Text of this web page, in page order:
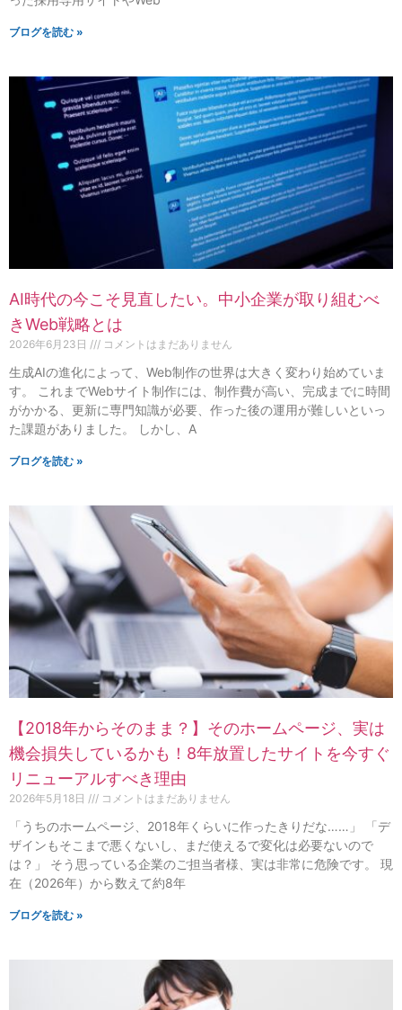
ブログを読む »
AI時代の今こそ見直したい。中小企業が取り組むべ
きWeb戦略とは
2026年6月23日 コメントはまだありません
生成AIの進化によって、Web制作の世界は大きく変わり始めていま
す。 これまでWebサイト制作には、制作費が高い、完成までに時間
がかかる、更新に専門知識が必要、作った後の運用が難しいといっ
た課題がありました。 しかし、A
ブログを読む »
【2018年からそのまま？】そのホームページ、実は
機会損失しているかも！8年放置したサイトを今すぐ
リニューアルすべき理由
2026年5月18日 コメントはまだありません
「うちのホームページ、2018年くらいに作ったきりだな……」 「デ
ザインもそこまで悪くないし、まだ使えるで変化は必要ないので
は？」 そう思っている企業のご担当者様、実は非常に危険です。 現
在（2026年）から数えて約8年
ブログを読む »